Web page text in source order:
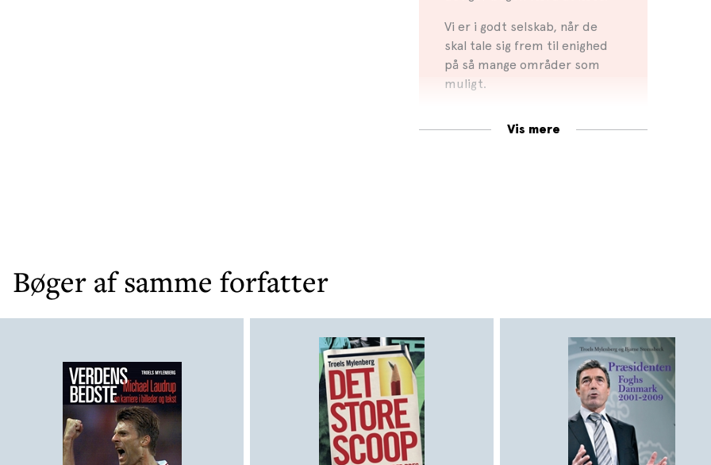
Vi er i godt selskab, når de
skal tale sig frem til enighed
på så mange områder som
muligt.
Vis mere
Bøger af samme forfatter